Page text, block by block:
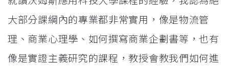
大部分課綱內的專業都非常實用，像是物流管
理、商業心理學、如何撰寫商業企劃書等，也有
像是實證主義研究的課程，教授會教我們如何進